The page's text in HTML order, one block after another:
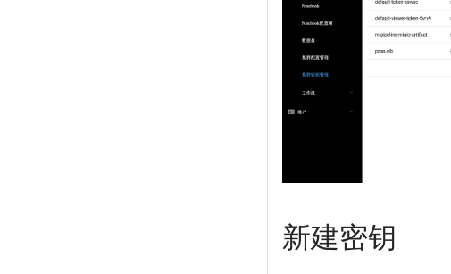
新建密钥